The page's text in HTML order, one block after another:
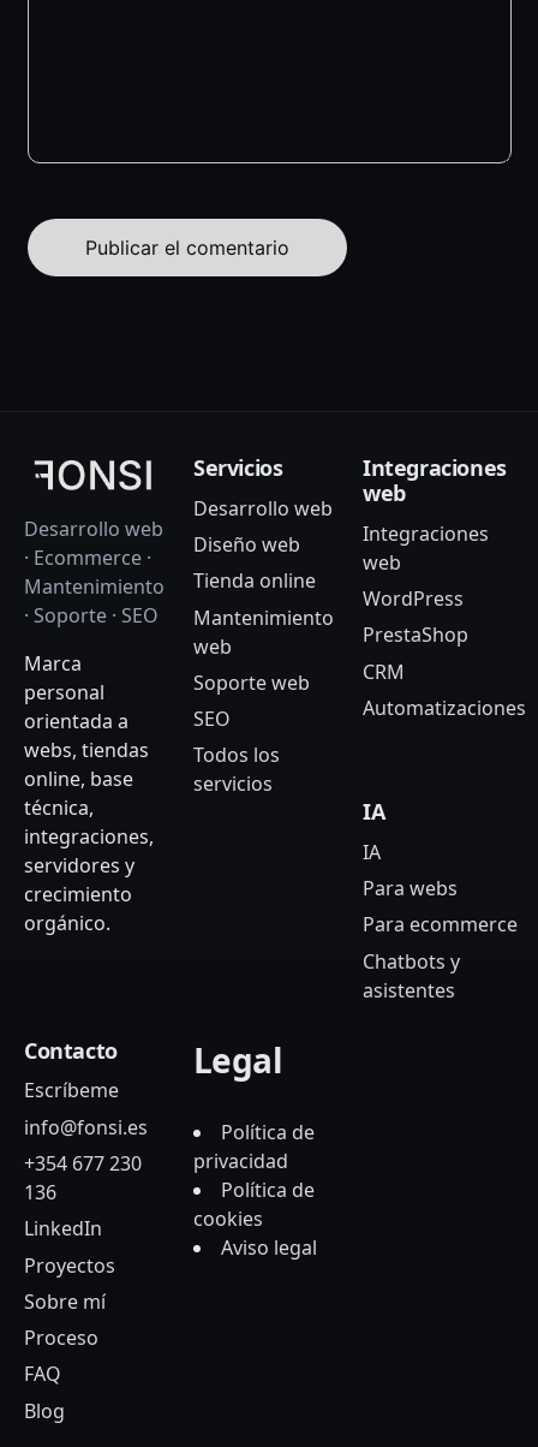
Desarrollo web
· Ecommerce ·
Mantenimiento
· Soporte · SEO
Marca
personal
orientada a
webs, tiendas
online, base
técnica,
integraciones,
servidores y
crecimiento
orgánico.
Servicios
Desarrollo web
Diseño web
Tienda online
Mantenimiento
web
Soporte web
SEO
Todos los
servicios
Integraciones
web
Integraciones
web
WordPress
PrestaShop
CRM
Automatizaciones
IA
IA
Para webs
Para ecommerce
Chatbots y
asistentes
Contacto
Escríbeme
info@fonsi.es
+354 677 230
136
LinkedIn
Proyectos
Sobre mí
Proceso
FAQ
Blog
Legal
Política de
privacidad
Política de
cookies
Aviso legal